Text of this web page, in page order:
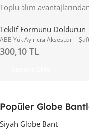
Toplu alım
Teklif Formunu Doldurun
ABB Yük Ayırıcısı Aksesuarı -
300,10 TL
Popüler Globe
Siyah Globe Bant